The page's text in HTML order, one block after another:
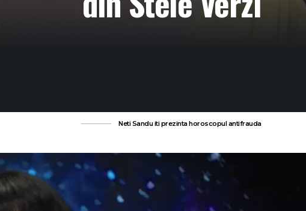
Neti Sandu iti prezinta horoscopul antifrauda